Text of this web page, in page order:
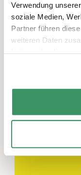
Verwendung
soziale Medien,
Partner führen
weiteren Daten
Der
eine Gruppe
Schule gehen